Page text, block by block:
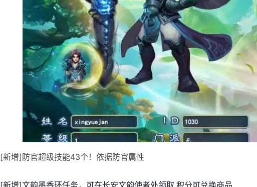
[新增]防官超级技能43个！依据防官属性
[新增]文韵墨香环任务，可在长安文韵使者处领取.积分可兑换商品